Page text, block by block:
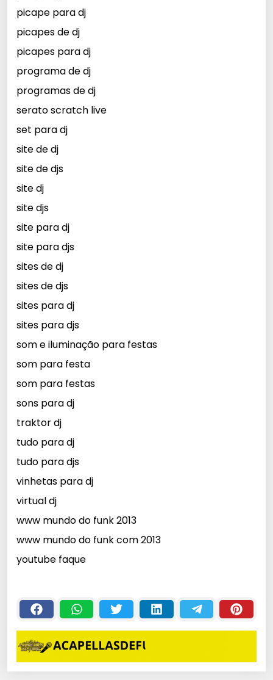
picape para dj
picapes de dj
picapes para dj
programa de dj
programas de dj
serato scratch live
set para dj
site de dj
site de djs
site dj
site djs
site para dj
site para djs
sites de dj
sites de djs
sites para dj
sites para djs
som e iluminação para festas
som para festa
som para festas
sons para dj
traktor dj
tudo para dj
tudo para djs
vinhetas para dj
virtual dj
www mundo do funk 2013
www mundo do funk com 2013
youtube faque